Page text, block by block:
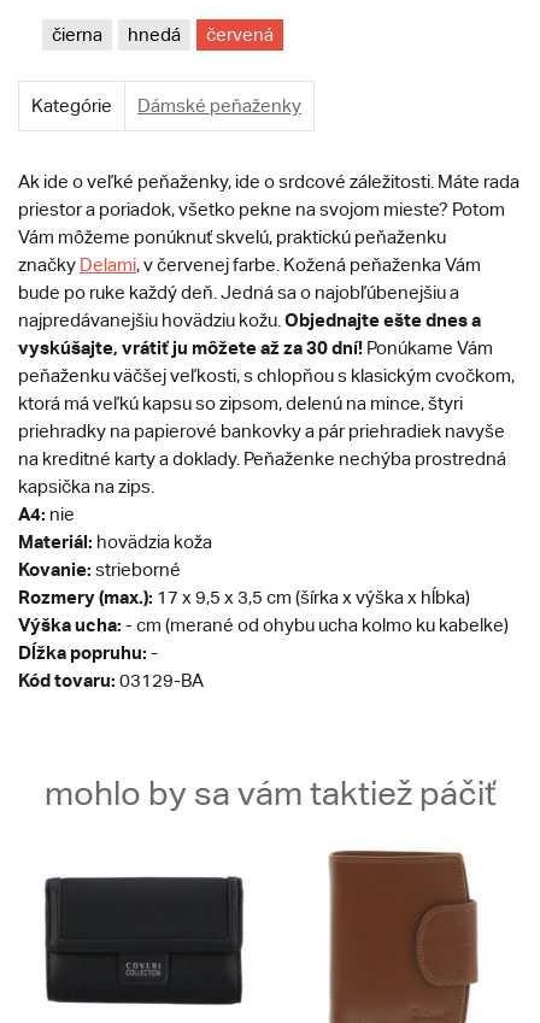
čierna hnedá červená
Kategórie Dámské peňaženky
Ak ide o veľké peňaženky, ide o srdcové záležitosti. Máte rada
priestor a poriadok, všetko pekne na svojom mieste? Potom
Vám môžeme ponúknuť skvelú, praktickú peňaženku
značky Delami, v červenej farbe. Kožená peňaženka Vám
bude po ruke každý deň. Jedná sa o najobľúbenejšiu a
najpredávanejšiu hovädziu kožu. Objednajte ešte dnes a
vyskúšajte, vrátiť ju môžete až za 30 dní! Ponúkame Vám
peňaženku väčšej veľkosti, s chlopňou s klasickým cvočkom,
ktorá má veľkú kapsu so zipsom, delenú na mince, štyri
priehradky na papierové bankovky a pár priehradiek navyše
na kreditné karty a doklady. Peňaženke nechýba prostredná
kapsička na zips.
A4: nie
Materiál: hovädzia koža
Kovanie: strieborné
Rozmery (max.): 17 x 9,5 x 3,5 cm (šírka x výška x hĺbka)
Výška ucha: - cm (merané od ohybu ucha kolmo ku kabelke)
Dĺžka popruhu: -
Kód tovaru: 03129-BA
mohlo by sa vám taktiež páčiť